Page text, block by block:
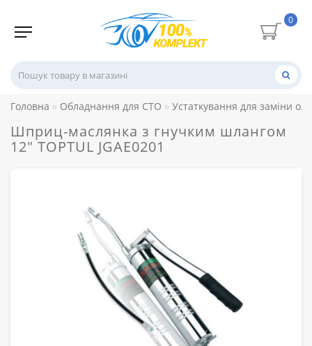
0
Головна Обладнання для СТО Устаткування для заміни
Шприц-маслянка з гнучким шлангом
12" TOPTUL JGAE0201